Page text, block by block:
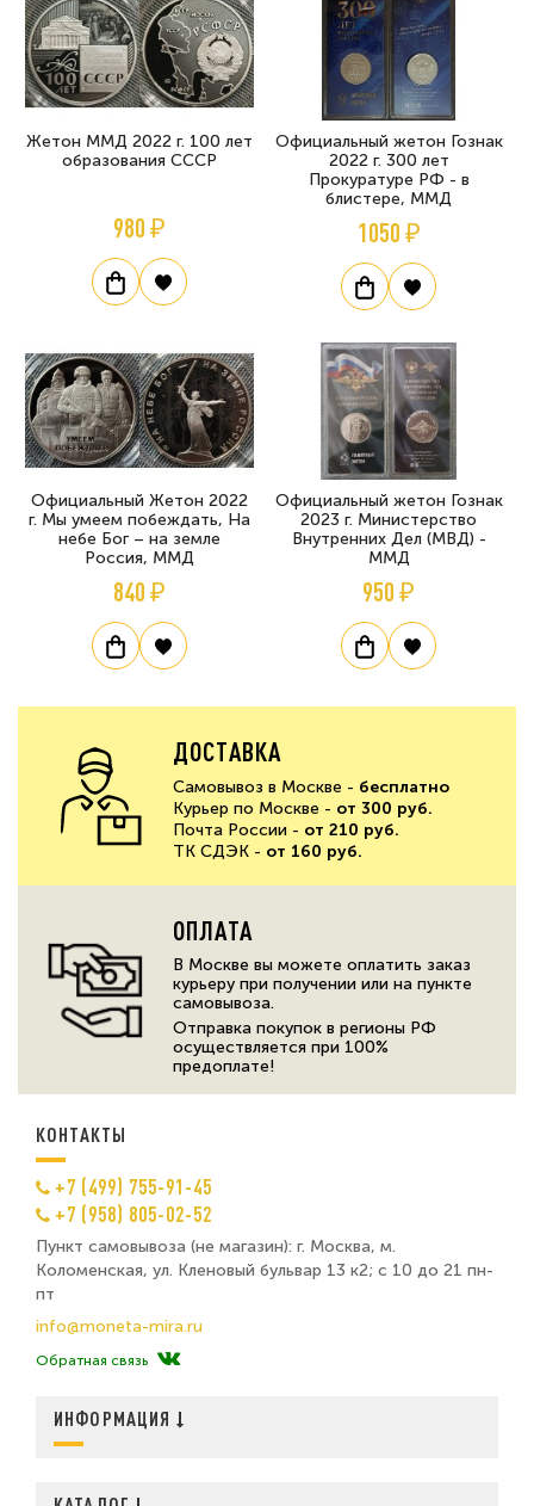
Жетон ММД 2022 г. 100 лет
образования СССР
980 ₽
Официальный жетон Гознак
2022 г. 300 лет
Прокуратуре РФ - в
блистере, ММД
1050 ₽
Официальный Жетон 2022
г. Мы умеем побеждать, На
небе Бог – на земле
Россия, ММД
840 ₽
Официальный жетон Гознак
2023 г. Министерство
Внутренних Дел (МВД) -
ММД
950 ₽
ДОСТАВКА
Самовывоз в Москве - бесплатно
Курьер по Москве - от 300 руб.
Почта России - от 210 руб.
ТК СДЭК - от 160 руб.
ОПЛАТА
В Москве вы можете оплатить заказ
курьеру при получении или на пункте
самовывоза.
Отправка покупок в регионы РФ
осуществляется при 100%
предоплате!
КОНТАКТЫ
+7 (499) 755-91-45
+7 (958) 805-02-52
Пункт самовывоза (не магазин): г. Москва, м.
Коломенская, ул. Кленовый бульвар 13 к2; с 10 до 21 пн-
пт
info@moneta-mira.ru
Обратная связь
ИНФОРМАЦИЯ